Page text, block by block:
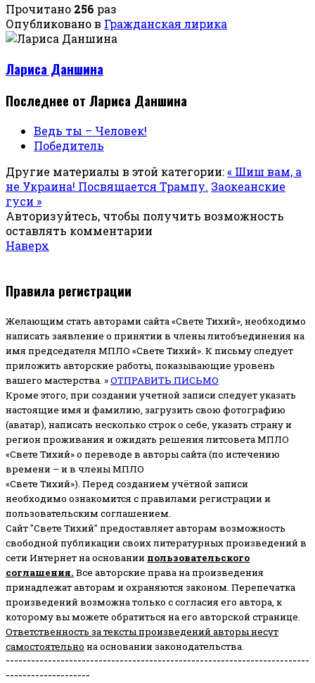
Прочитано 256 раз
Опубликовано в Гражданская лирика
Лариса Даншина
Последнее от Лариса Даншина
Ведь ты – Человек!
Победитель
Другие материалы в этой категории:« Шиш вам, а
не Украина! Посвящается Трампу. Заокеанские
гуси »
Авторизуйтесь, чтобы получить возможность
оставлять комментарии
Наверх
Правила регистрации
Желающим стать авторами сайта «Свете Тихий», необходимо
написать заявление о принятии в члены литобъединения на
имя председателя МПЛО «Свете Тихий». К письму следует
приложить авторские работы, показывающие уровень
вашего мастерства. »ОТПРАВИТЬ ПИСЬМО
Кроме этого, при создании учетной записи следует указать
настоящие имя и фамилию, загрузить свою фотографию
(аватар), написать несколько строк о себе, указать страну и
регион проживания и ожидать решения литсовета МПЛО
«Свете Тихий» о переводе в авторы сайта (по истечению
времени – и в члены МПЛО
«Свете Тихий»). Перед созданием учётной записи
необходимо ознакомится с правилами регистрации и
пользовательским соглашением.
Сайт "Свете Тихий" предоставляет авторам возможность
свободной публикации своих литературных произведений в
сети Интернет на основании пользовательского
соглашения. Все авторские права на произведения
принадлежат авторам и охраняются законом. Перепечатка
произведений возможна только с согласия его автора, к
которому вы можете обратиться на его авторской странице.
Ответственность за тексты произведений авторы несут
самостоятельно на основании законодательства.
------------------------------------------------------------------------
--------------------